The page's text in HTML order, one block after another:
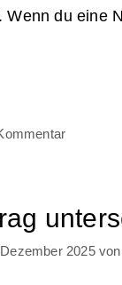
Wenn du eine
2025 von